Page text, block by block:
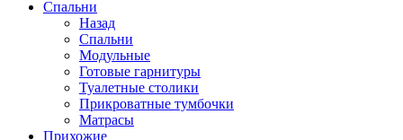
Спальни
Назад
Спальни
Модульные
Готовые гарнитуры
Туалетные столики
Прикроватные тумбочки
Матрасы
Прихожие